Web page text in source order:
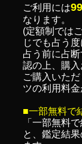
ご利用には
なります。
(定額制では
じでも占う
占う前に占
認の上、購入
ご購入いた
ツの利用料金
■一部無料で
「一部無料
と、鑑定結